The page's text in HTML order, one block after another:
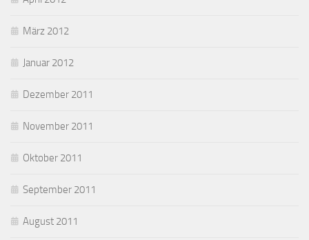
März 2012
Januar 2012
Dezember 2011
November 2011
Oktober 2011
September 2011
August 2011